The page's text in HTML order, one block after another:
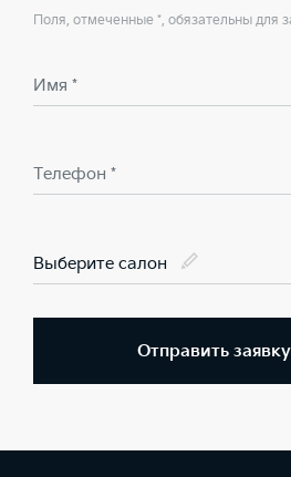
Поля, отмеченные *, обязательны для
Имя *
Телефон *
Выберите салон
Отправить